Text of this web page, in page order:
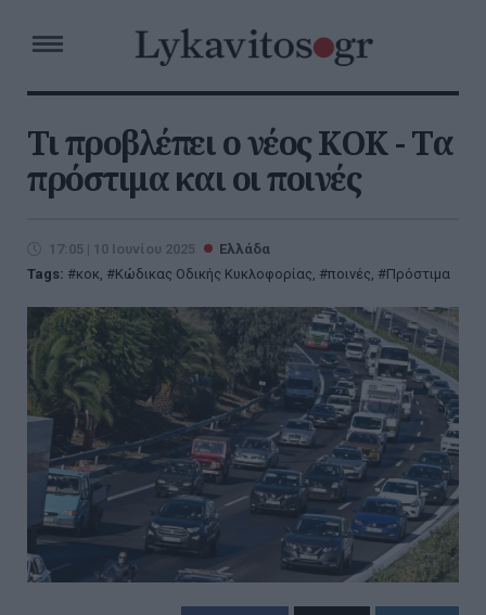
Τι προβλέπει ο νέος ΚΟΚ - Τα
πρόστιμα και οι ποινές
17:05 | 10 Ιουνίου 2025
Ελλάδα
Tags:
κοκ, Κώδικας Οδικής Κυκλοφορίας, ποινές, Πρόστιμα